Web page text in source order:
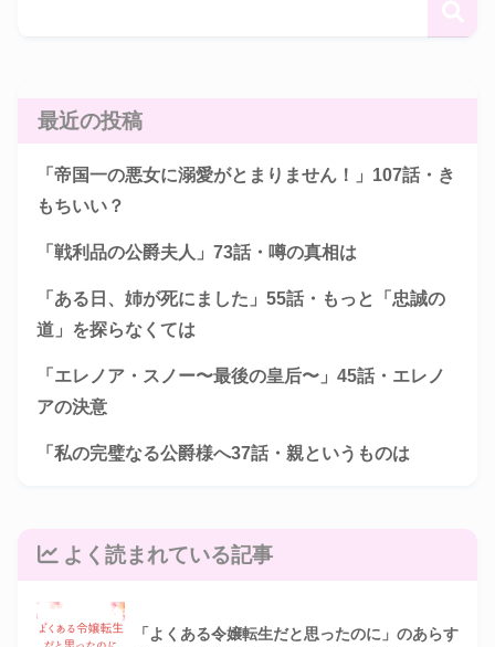
最近の投稿
「帝国一の悪女に溺愛がとまりません！」107話・き
もちいい？
「戦利品の公爵夫人」73話・噂の真相は
「ある日、姉が死にました」55話・もっと「忠誠の
道」を探らなくては
「エレノア・スノー〜最後の皇后〜」45話・エレノ
アの決意
「私の完璧なる公爵様へ37話・親というものは
よく読まれている記事
「よくある令嬢転生だと思ったのに」のあらす